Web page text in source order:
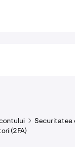
Securitatea
(2FA)